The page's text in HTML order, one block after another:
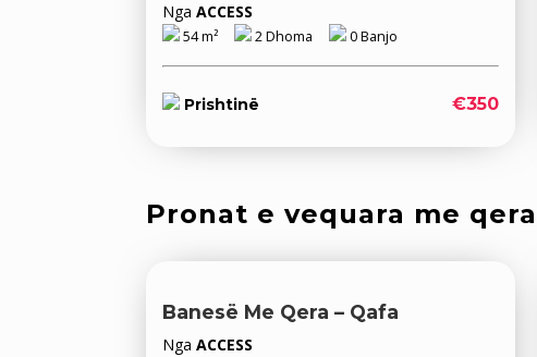
NgaACCESS
54 m² 2 Dhoma 0 Banjo
Prishtinë €350
Pronat e vequara me qera
Banesë Me Qera – Qafa
NgaACCESS